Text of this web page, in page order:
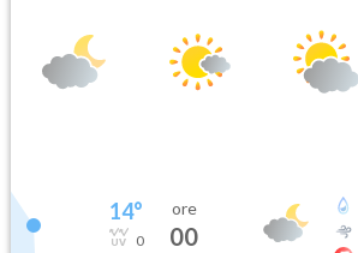
14°
0
ore
00